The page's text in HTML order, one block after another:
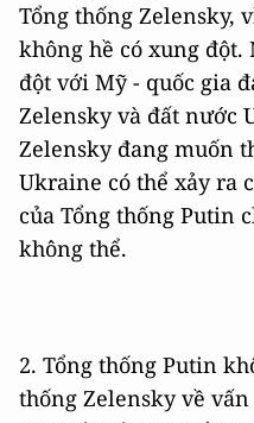
Tổng thống Zelensky,
không hề có xung đột.
đột với Mỹ - quốc gia
Zelensky và đất nước
Zelensky đang muốn
Ukraine có thể xảy ra
của Tổng thống Putin
không thể.
2. Tổng thống Putin
thống Zelensky về